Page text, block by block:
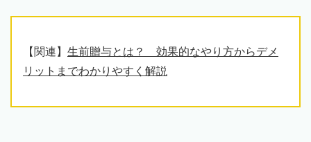
【関連】 生前贈与とは？ 効果的なやり方からデメ
リットまでわかりやすく解説